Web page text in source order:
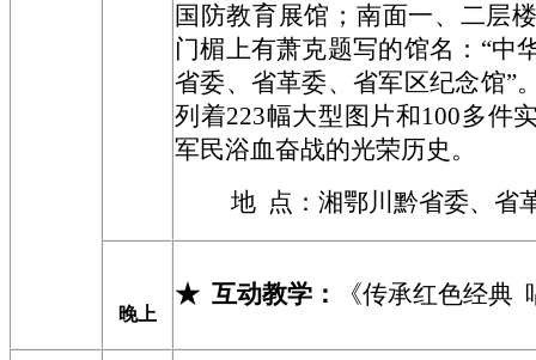
国防教育展馆；南面一、二层
门楣上有萧克题写的馆名：“中
省委、省革委、省军区纪念馆”
列着223幅大型图片和100多件
军民浴血奋战的光荣历史。
地 点： 湘鄂川黔省委、省
晚上
★ 互动教学： 《传承红色经典